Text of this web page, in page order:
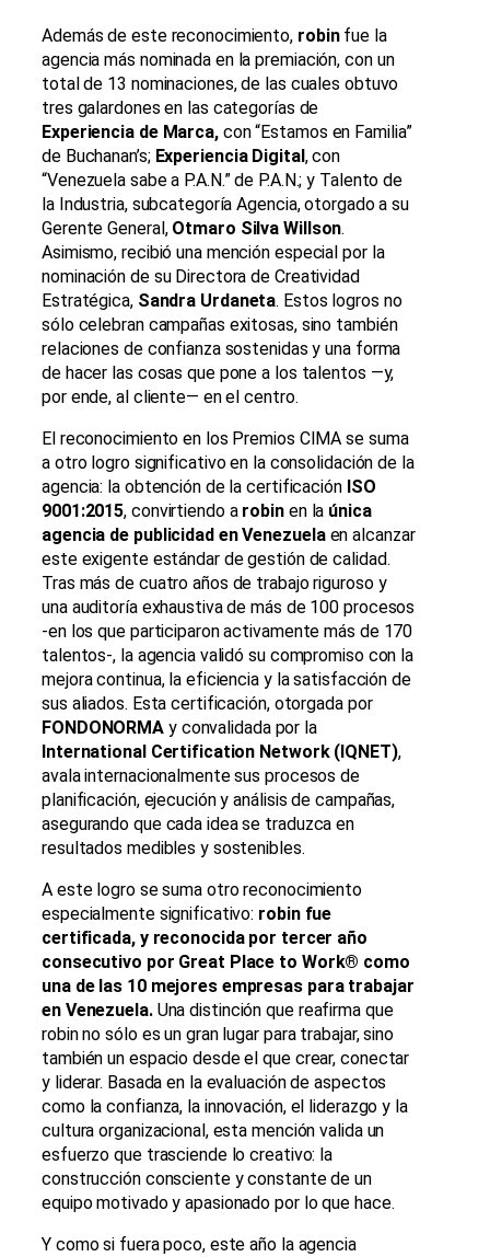
Además de este reconocimiento, robinfue la
agencia más nominada en la premiación, con un
total de 13 nominaciones, de las cuales obtuvo
tres galardones en las categorías de
Experiencia de Marca, con “Estamos en Familia”
de Buchanan’s; Experiencia Digital, con
“Venezuela sabe a P.A.N.” de P.A.N.; y Talento de
la Industria, subcategoría Agencia, otorgado a su
Gerente General, Otmaro Silva Willson.
Asimismo, recibió una mención especial por la
nominación de su Directora de Creatividad
Estratégica, Sandra Urdaneta. Estos logros no
sólo celebran campañas exitosas, sino también
relaciones de confianza sostenidas y una forma
de hacer las cosas que pone a los talentos —y,
por ende, al cliente— en el centro.
El reconocimiento en los Premios CIMA se suma
a otro logro significativo en la consolidación de la
agencia: la obtención de la certificación ISO
9001:2015, convirtiendo a robin en la única
agencia de publicidad en Venezuela en alcanzar
este exigente estándar de gestión de calidad.
Tras más de cuatro años de trabajo riguroso y
una auditoría exhaustiva de más de 100 procesos
-en los que participaron activamente más de 170
talentos-, la agencia validó su compromiso con la
mejora continua, la eficiencia y la satisfacción de
sus aliados. Esta certificación, otorgada por
FONDONORMA y convalidada por la
International Certification Network (IQNET),
avala internacionalmente sus procesos de
planificación, ejecución y análisis de campañas,
asegurando que cada idea se traduzca en
resultados medibles y sostenibles.
A este logro se suma otro reconocimiento
especialmente significativo: robin fue
certificada, y reconocida por tercer año
consecutivo por Great Place to Work® como
una de las 10 mejores empresas para trabajar
en Venezuela. Una distinción que reafirma que
robin no sólo es un gran lugar para trabajar, sino
también un espacio desde el que crear, conectar
y liderar. Basada en la evaluación de aspectos
como la confianza, la innovación, el liderazgo y la
cultura organizacional, esta mención valida un
esfuerzo que trasciende lo creativo: la
construcción consciente y constante de un
equipo motivado y apasionado por lo que hace.
Y como si fuera poco, este año la agencia